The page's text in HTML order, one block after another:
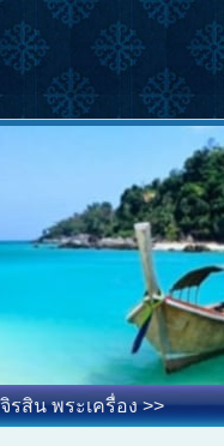
จิรสิน พระเครื่อง>>